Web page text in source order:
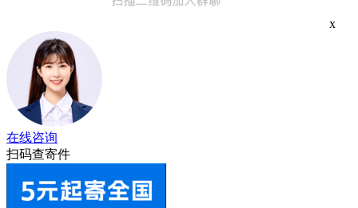
x
在线咨询
扫码查寄件